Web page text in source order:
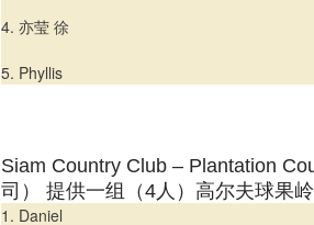
4. 亦莹 徐
5. Phyllis
Siam Country Club – Plantation
司） 提供一组（4人）高尔夫球果
1. Daniel